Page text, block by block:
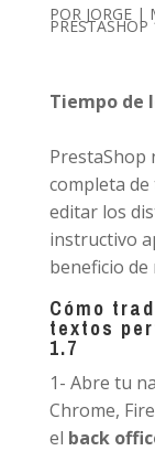
POR JORGE|
PRESTASHOP
Tiempo de
completa
editar los
instructivo
beneficio
Cómo
textos
1.7
1- Abre tu
Chrome,
el back